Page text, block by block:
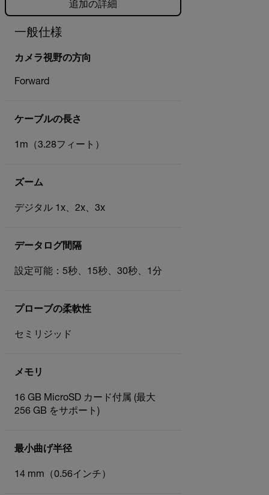
追加の詳細
一般仕様
カメラ視野の方向
Forward
ケーブルの長さ
1m（3.28フィート）
ズーム
デジタル 1x、2x、3x
データログ間隔
設定可能：5秒、15秒、30秒、1分
プローブの柔軟性
セミリジッド
メモリ
16 GB MicroSD カード付属 (最大
256 GB をサポート)
最小曲げ半径
14 mm（0.56インチ）